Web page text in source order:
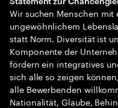
Wir suchen Menschen
ungewöhnlichem
statt Norm. Diversität ist
Komponente der
fördern ein integratives
sich alle so zeigen
alle Bewerbenden
Nationalität, Glaube,